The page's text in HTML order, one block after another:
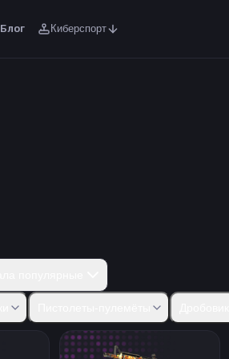
Блог Киберспорт
AutoDual BerettasDesert EagleR8